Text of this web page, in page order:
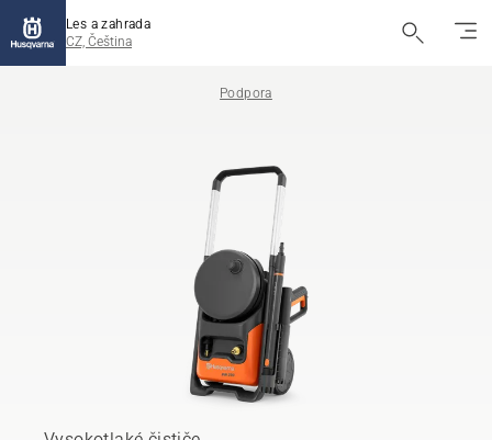
Les a zahrada
CZ, Čeština
Podpora